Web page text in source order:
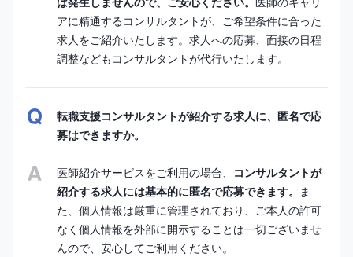
アに精通するコンサルタントが、ご希望条件に合った
求人をご紹介いたします。求人への応募、面接の日程
調整などもコンサルタントが代行いたします。
転職支援コンサルタントが紹介する求人に、匿名で応
募はできますか。
医師紹介サービスをご利用の場合、
コンサルタントが
紹介する求人には基本的に匿名で応募できます。 ま
た、個人情報は厳重に管理されており、ご本人の許可
なく個人情報を外部に開示することは一切ございませ
んので、安心してご利用ください。